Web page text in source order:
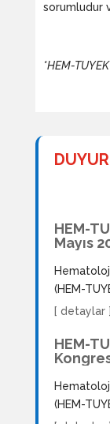
sorumludur
*HEM-
HEM-
Mayıs
(HEM-
olan
Sıhhiye
Sınava
[ detaylar ]
HEM-
(HEM-